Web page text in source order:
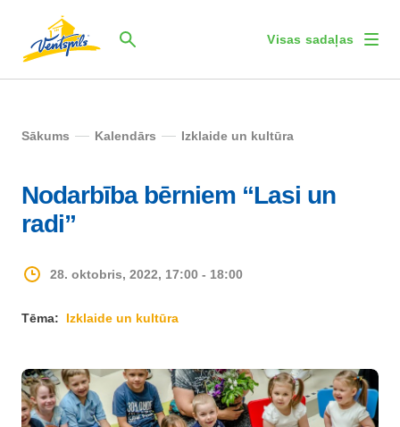
Visas sadaļas
Sākums Kalendārs Izklaide un kultūra
Nodarbība bērniem “Lasi un
radi”
28. oktobris, 2022, 17:00 - 18:00
Tēma: Izklaide un kultūra